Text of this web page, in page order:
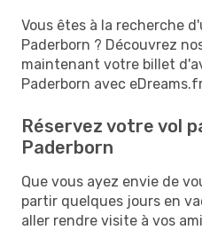
Vous êtes à la recherche
Paderborn ? Découvrez
maintenant votre billet
Paderborn avec
Réservez votre vol
Paderborn
Que vous ayez envie de
partir quelques jours en
aller rendre visite à vos